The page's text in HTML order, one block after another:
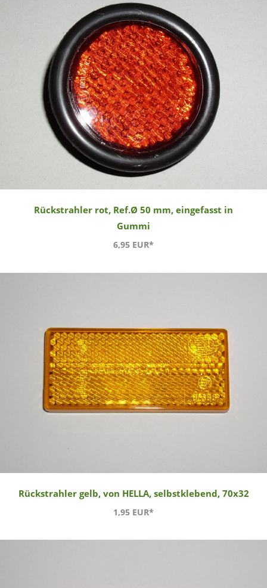
Rückstrahler rot, Ref.Ø 50 mm, eingefasst in
Gummi
6,95 EUR*
Rückstrahler gelb, von HELLA, selbstklebend, 70x32
1,95 EUR*